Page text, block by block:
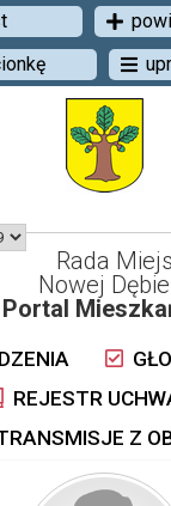
Rada
Nowej Dębie
Portal
REJESTR
Z